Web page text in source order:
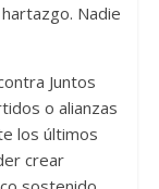
Nadie
Juntos
o alianzas
los últimos
crear